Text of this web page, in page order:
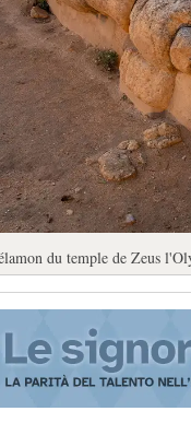
du temple de Zeus